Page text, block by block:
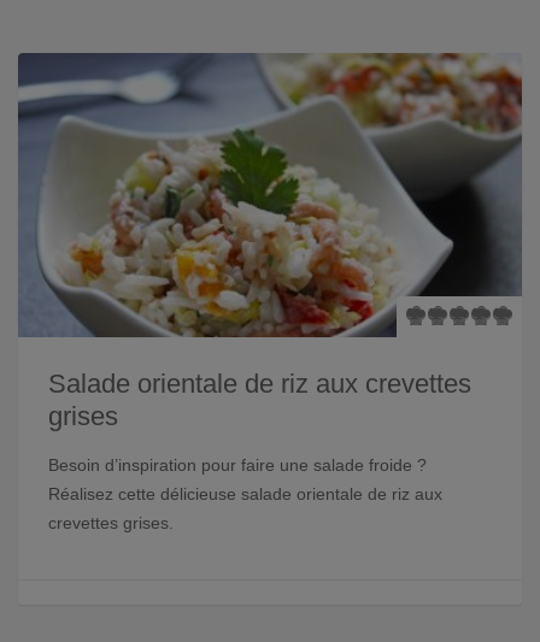
Salade orientale de riz aux crevettes
grises
Besoin d’inspiration pour faire une salade froide ?
Réalisez cette délicieuse salade orientale de riz aux
crevettes grises.